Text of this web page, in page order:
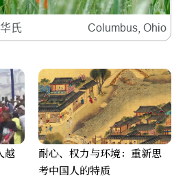
氏 Columbus, Ohio
越
耐心、权力与环境：重新思
考中国人的特质